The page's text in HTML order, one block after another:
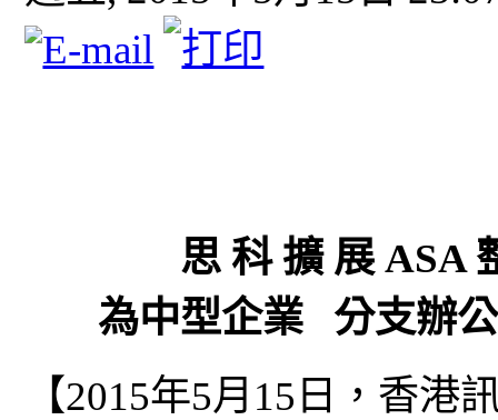
思 科 擴 展 ASA
為中型企業 分支辦
【2015年5月15日，香